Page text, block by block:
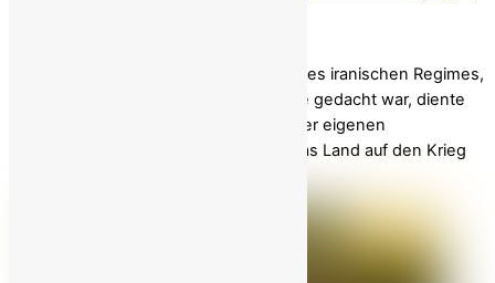
Der jüngste zwölftägige Militärkonflikt des iranischen Regimes,
der als Demonstration nationaler Stärke gedacht war, diente
stattdessen als ungeplante Bilanz seiner eigenen
systemischen Fäulnis. Während sich das Land auf den Krieg